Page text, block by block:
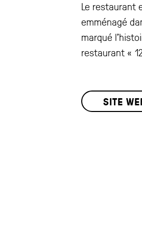
Le restaurant
emménagé
marqué
restaurant «
SITE